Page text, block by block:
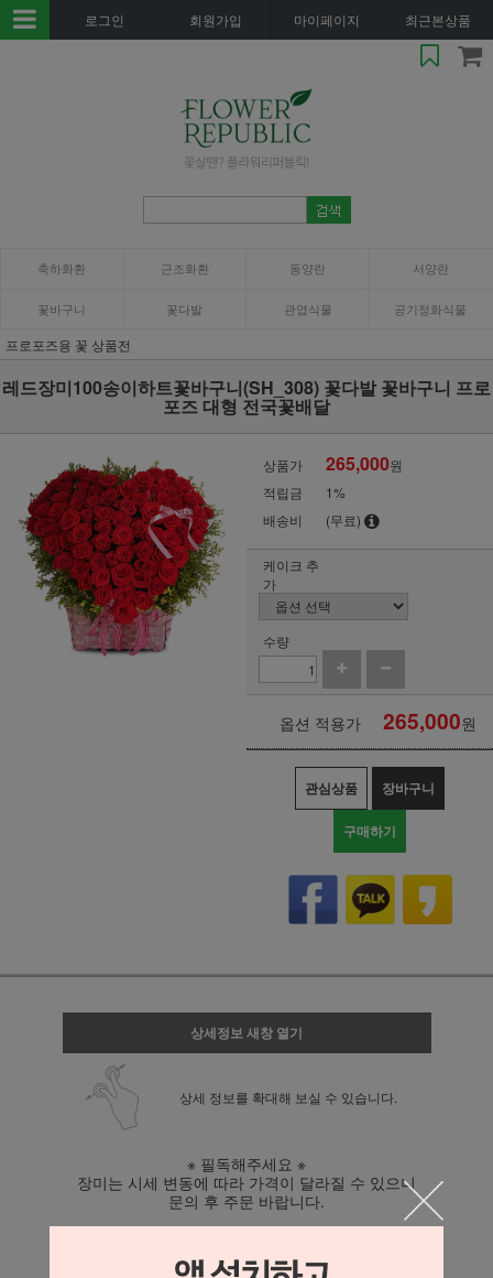
로그인 회원가입 마이페이지 최근본상품
축하화환 근조화환 동양란 서양란
꽃바구니 꽃다발 관엽식물 공기정화식물
프로포즈용 꽃 상품전
레드장미100송이하트꽃바구니(SH_308) 꽃다발 꽃바구니 프로
포즈 대형 전국꽃배달
상품가 265,000원
적립금
1%
배송비
(무료)
케이크 추
가
수량
옵션 적용가 265,000원
관심상품 장바구니
구매하기
상세정보 새창 열기
상세 정보를 확대해 보실 수 있습니다.
※ 필독해주세요 ※
장미는 시세 변동에 따라 가격이 달라질 수 있으니
문의 후 주문 바랍니다.